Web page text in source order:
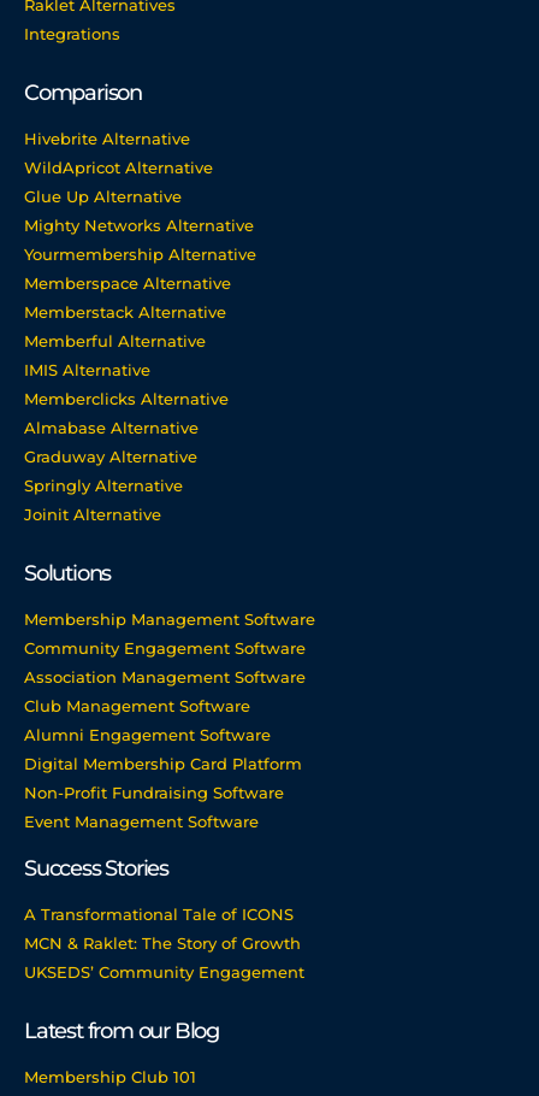
Raklet Alternatives
Integrations
Comparison
Hivebrite Alternative
WildApricot Alternative
Glue Up Alternative
Mighty Networks Alternative
Yourmembership Alternative
Memberspace Alternative
Memberstack Alternative
Memberful Alternative
IMIS Alternative
Memberclicks Alternative
Almabase Alternative
Graduway Alternative
Springly Alternative
Joinit Alternative
Solutions
Membership Management Software
Community Engagement Software
Association Management Software
Club Management Software
Alumni Engagement Software
Digital Membership Card Platform
Non-Profit Fundraising Software
Event Management Software
Success Stories
A Transformational Tale of ICONS
MCN & Raklet: The Story of Growth
UKSEDS’ Community Engagement
Latest from our Blog
Membership Club 101